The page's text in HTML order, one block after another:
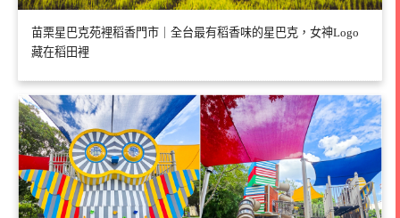
苗栗星巴克苑裡稻香門市｜全台最有稻香味的星巴克，女神Logo
藏在稻田裡